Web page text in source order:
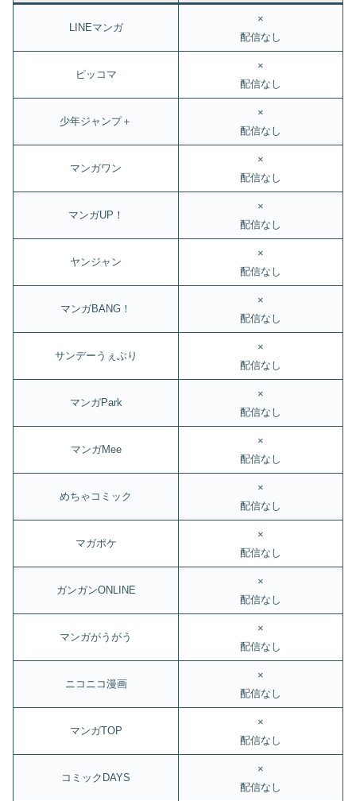
LINEマンガ
×
配信なし
ピッコマ
×
配信なし
少年ジャンプ＋
×
配信なし
マンガワン
×
配信なし
マンガUP！
×
配信なし
ヤンジャン
×
配信なし
マンガBANG！
×
配信なし
サンデーうぇぶり
×
配信なし
マンガPark
×
配信なし
マンガMee
×
配信なし
めちゃコミック
×
配信なし
マガポケ
×
配信なし
ガンガンONLINE
×
配信なし
マンガがうがう
×
配信なし
ニコニコ漫画
×
配信なし
マンガTOP
×
配信なし
コミックDAYS
×
配信なし